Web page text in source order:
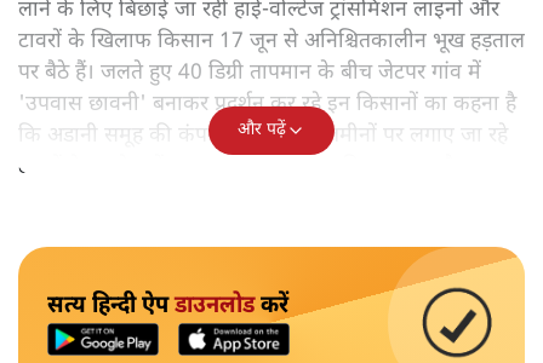
लाने के लिए बिछाई जा रही हाई-वोल्टेज ट्रांसमिशन लाइनों और
टावरों के खिलाफ किसान 17 जून से अनिश्चितकालीन भूख हड़ताल
पर बैठे हैं। जलते हुए 40 डिग्री तापमान के बीच जेटपर गांव में
'उपवास छावनी' बनाकर प्रदर्शन कर रहे इन किसानों का कहना है
कि अडानी समूह की कंपनी द्वारा उनकी जमीनों पर लगाए जा रहे
टावरों के बदले उन्हें नाममात्र का मुआवजा दिया जा रहा है।
और पढ़ें
सत्य हिन्दी ऐपडाउनलोडकरें